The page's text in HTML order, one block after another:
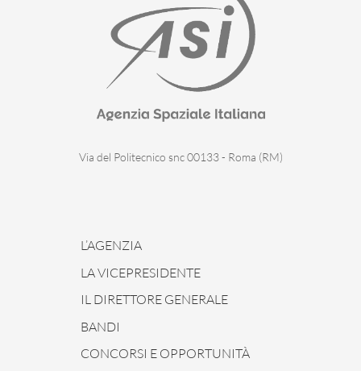
Via del Politecnico snc 00133 - Roma (RM)
L’AGENZIA
LA VICEPRESIDENTE
IL DIRETTORE GENERALE
BANDI
CONCORSI E OPPORTUNITÀ